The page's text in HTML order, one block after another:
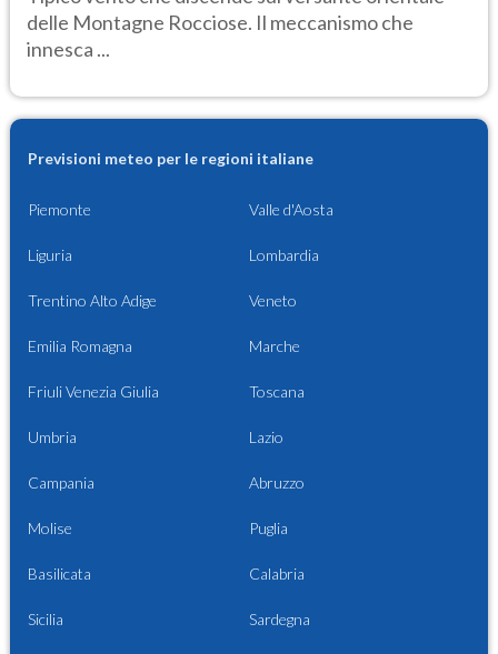
delle Montagne Rocciose. Il meccanismo che
innesca ...
Previsioni meteo per le regioni italiane
Piemonte Valle d'Aosta
Liguria Lombardia
Trentino Alto Adige Veneto
Emilia Romagna Marche
Friuli Venezia Giulia Toscana
Umbria Lazio
Campania Abruzzo
Molise Puglia
Basilicata Calabria
Sicilia Sardegna